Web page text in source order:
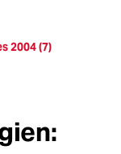
2004 (7)